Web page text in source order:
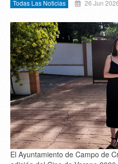
Todas Las Noticias 26 Jun
El Ayuntamiento de Campo de